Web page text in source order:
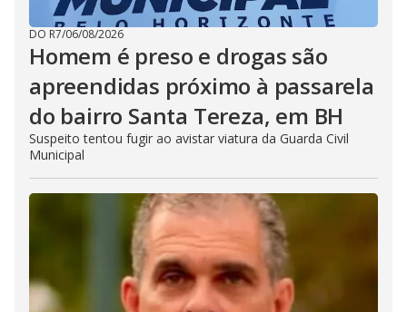
DO R7/06/08/2026
Homem é preso e drogas são
apreendidas próximo à passarela
do bairro Santa Tereza, em BH
Suspeito tentou fugir ao avistar viatura da Guarda Civil
Municipal